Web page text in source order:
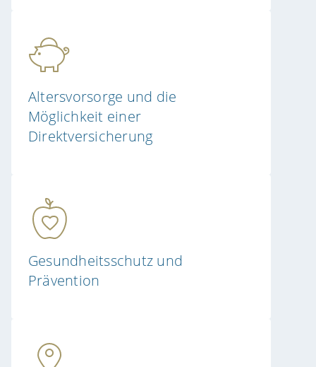
Altersvorsorge und die
Möglichkeit einer
Direktversicherung
Gesundheitsschutz und
Prävention